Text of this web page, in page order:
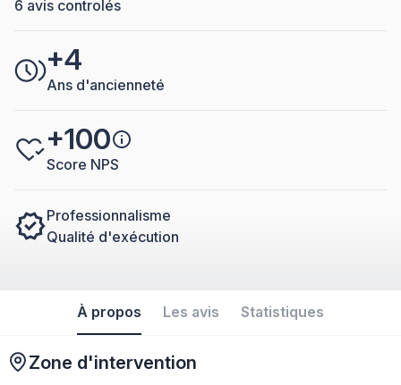
6 avis controlés
+4
Ans d'ancienneté
+100
Score NPS
Professionnalisme
Qualité d'exécution
À propos Les avis Statistiques
Zone d'intervention